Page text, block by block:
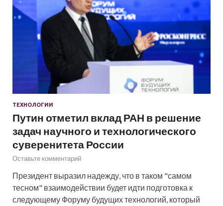
ТЕХНОЛОГИИ
Путин отметил вклад РАН в решение
задач научного и технологического
суверенитета России
Оставьте комментарий
Президент выразил надежду, что в таком "самом
тесном" взаимодействии будет идти подготовка к
следующему Форуму будущих технологий, который